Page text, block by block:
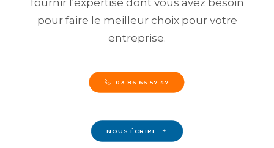
fournir l'expertise dont vous avez besoin
pour faire le meilleur choix pour votre
entreprise.
03 86 66 57 47
NOUS ÉCRIRE